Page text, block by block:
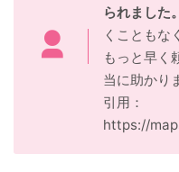
られました。
くこともな
もっと早く
当に助かり
引用：
https://